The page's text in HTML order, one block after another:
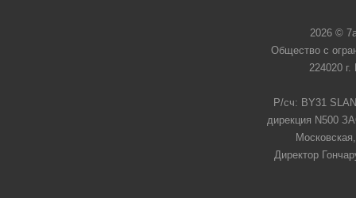
2026 ©
Общество с
224020
Р/сч: BY31
дирекция N500
Директор